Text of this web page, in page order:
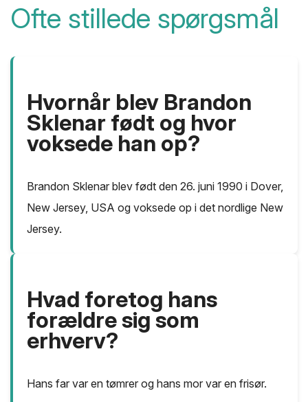
Ofte stillede spørgsmål
Hvornår blev Brandon
Sklenar født og hvor
voksede han op?
Brandon Sklenar blev født den 26. juni 1990 i Dover,
New Jersey, USA og voksede op i det nordlige New
Jersey.
Hvad foretog hans
forældre sig som
erhverv?
Hans far var en tømrer og hans mor var en frisør.